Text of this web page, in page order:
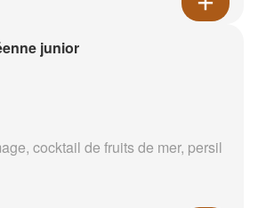
junior
cocktail de fruits de mer, persil